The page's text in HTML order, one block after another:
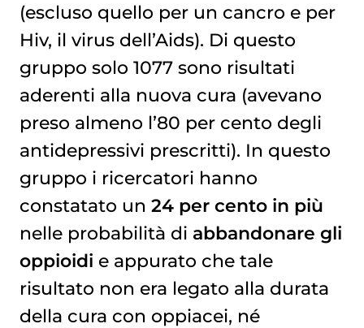
(escluso quello per un cancro e per
Hiv, il virus dell’Aids). Di questo
gruppo solo 1077 sono risultati
aderenti alla nuova cura (avevano
preso almeno l’80 per cento degli
antidepressivi prescritti). In questo
gruppo i ricercatori hanno
constatato un 24 per cento in più
nelle probabilità di abbandonare gli
oppioidi e appurato che tale
risultato non era legato alla durata
della cura con oppiacei, né